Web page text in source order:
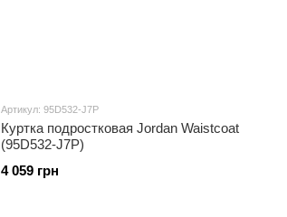
Артикул: 95D532-J7P
Куртка подростковая Jordan Waistcoat
(95D532-J7P)
4 059 грн